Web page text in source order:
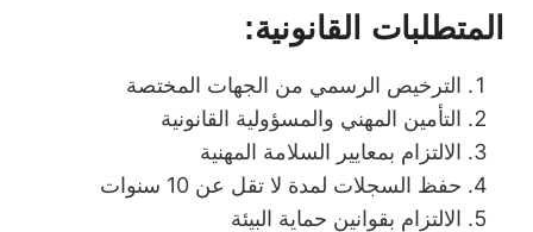
المتطلبات القانونية:
الترخيص الرسمي من الجهات المختصة
التأمين المهني والمسؤولية القانونية
الالتزام بمعايير السلامة المهنية
حفظ السجلات لمدة لا تقل عن 10 سنوات
الالتزام بقوانين حماية البيئة